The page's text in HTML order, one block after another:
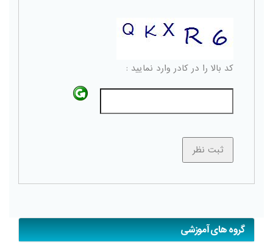
کد بالا را در کادر وارد نمایید :
گروه های آموزشی